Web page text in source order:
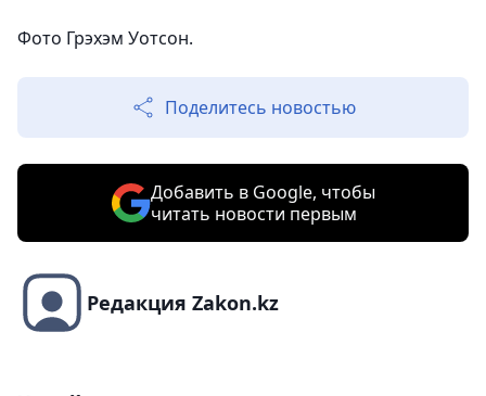
Фото Грэхэм Уотсон.
Поделитесь новостью
Добавить в Google, чтобы
читать новости первым
Редакция Zakon.kz